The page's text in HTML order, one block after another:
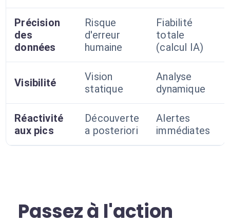
Précision
des
données
Risque
d'erreur
humaine
Fiabilité
totale
(calcul IA)
Visibilité
Vision
statique
Analyse
dynamique
Réactivité
aux pics
Découverte
a posteriori
Alertes
immédiates
Passez à l'action